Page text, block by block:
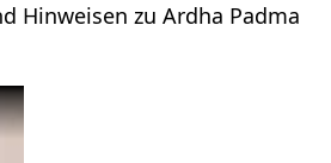
Hinweisen zu Ardha Padma